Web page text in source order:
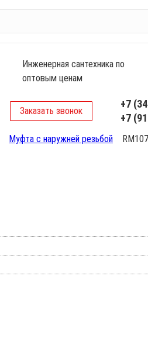
Инженерная сантехника по
оптовым ценам
Заказать звонок
+7
+7
Муфта с наружней резьбой